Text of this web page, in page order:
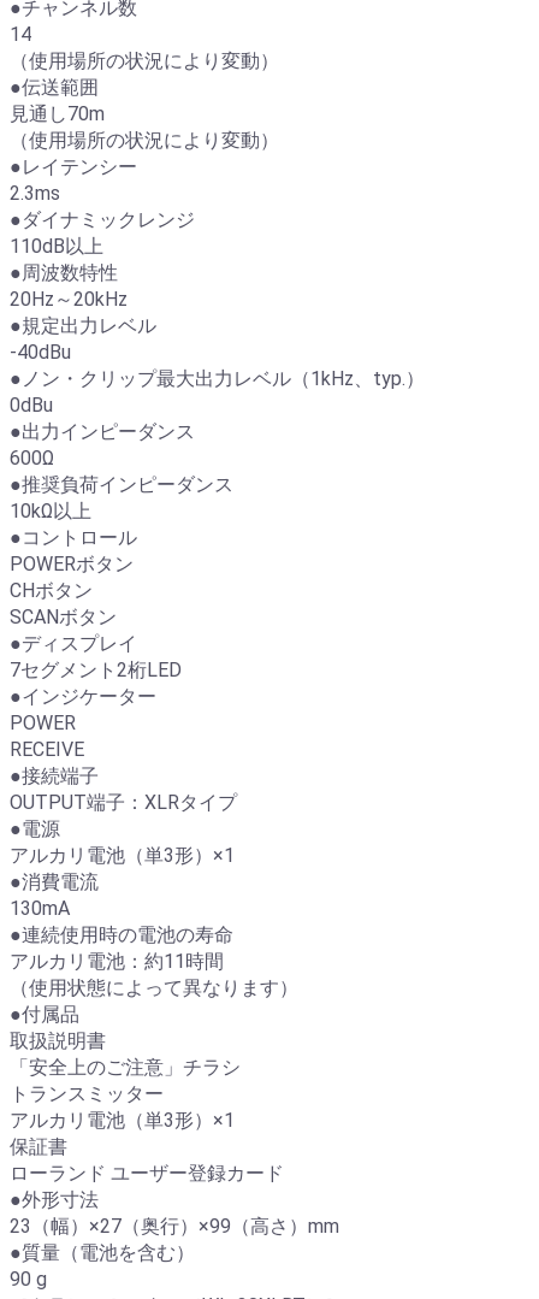
●チャンネル数
14
（使用場所の状況により変動）
●伝送範囲
見通し70m
（使用場所の状況により変動）
●レイテンシー
2.3ms
●ダイナミックレンジ
110dB以上
●周波数特性
20Hz～20kHz
●規定出力レベル
-40dBu
●ノン・クリップ最大出力レベル（1kHz、typ.）
0dBu
●出力インピーダンス
600Ω
●推奨負荷インピーダンス
10kΩ以上
●コントロール
POWERボタン
CHボタン
SCANボタン
●ディスプレイ
7セグメント2桁LED
●インジケーター
POWER
RECEIVE
●接続端子
OUTPUT端子：XLRタイプ
●電源
アルカリ電池（単3形）×1
●消費電流
130mA
●連続使用時の電池の寿命
アルカリ電池：約11時間
（使用状態によって異なります）
●付属品
取扱説明書
「安全上のご注意」チラシ
トランスミッター
アルカリ電池（単3形）×1
保証書
ローランド ユーザー登録カード
●外形寸法
23（幅）×27（奥行）×99（高さ）mm
●質量（電池を含む）
90 g